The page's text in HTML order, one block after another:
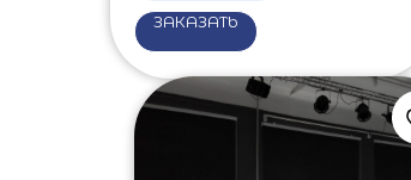
ЗАКАЗАТЬ